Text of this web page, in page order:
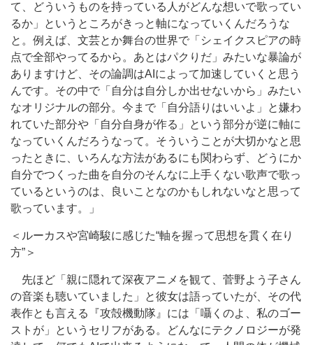
て、どういうものを持っている人がどんな想いで歌ってい
るか」というところがきっと軸になっていくんだろうな
と。例えば、文芸とか舞台の世界で「シェイクスピアの時
点で全部やってるから。あとはパクりだ」みたいな暴論が
ありますけど、その論調はAIによって加速していくと思う
んです。その中で「自分は自分しか出せないから」みたい
なオリジナルの部分。今まで「自分語りはいいよ」と嫌わ
れていた部分や「自分自身が作る」という部分が逆に軸に
なっていくんだろうなって。そういうことが大切かなと思
ったときに、いろんな方法があるにも関わらず、どうにか
自分でつくった曲を自分のそんなに上手くない歌声で歌っ
ているというのは、良いことなのかもしれないなと思って
歌っています。」
＜ルーカスや宮崎駿に感じた“軸を握って思想を貫く在り
方”＞
先ほど「親に隠れて深夜アニメを観て、菅野よう子さん
の音楽も聴いていました」と彼女は語っていたが、その代
表作とも言える『攻殻機動隊』には「囁くのよ、私のゴー
ストが」というセリフがある。どんなにテクノロジーが発